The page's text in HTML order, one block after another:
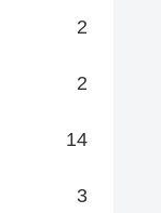
2
2
14
3